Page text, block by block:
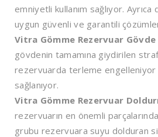
emniyetli kullanım sağlıyor.
uygun güvenli ve garantili
Vitra Gömme Rezervuar
gövdenin tamamına giydirilen
rezervuarda terleme engelleniyor
sağlanıyor.
Vitra Gömme Rezervuar
rezervuarın en önemli
grubu rezervuara suyu dolduran